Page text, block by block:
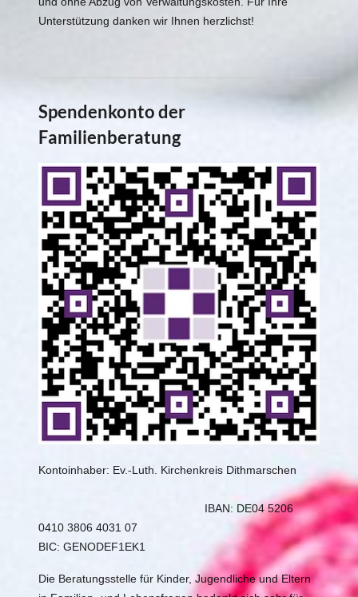
Unterstützung danken wir Ihnen herzlichst!
Spendenkonto der
Familienberatung
Kontoinhaber: Ev.-Luth. Kirchenkreis Dithmarschen
IBAN: DE04 5206
0410 3806 4031 07
BIC: GENODEF1EK1
Die Beratungsstelle für Kinder, Jugendliche und Eltern